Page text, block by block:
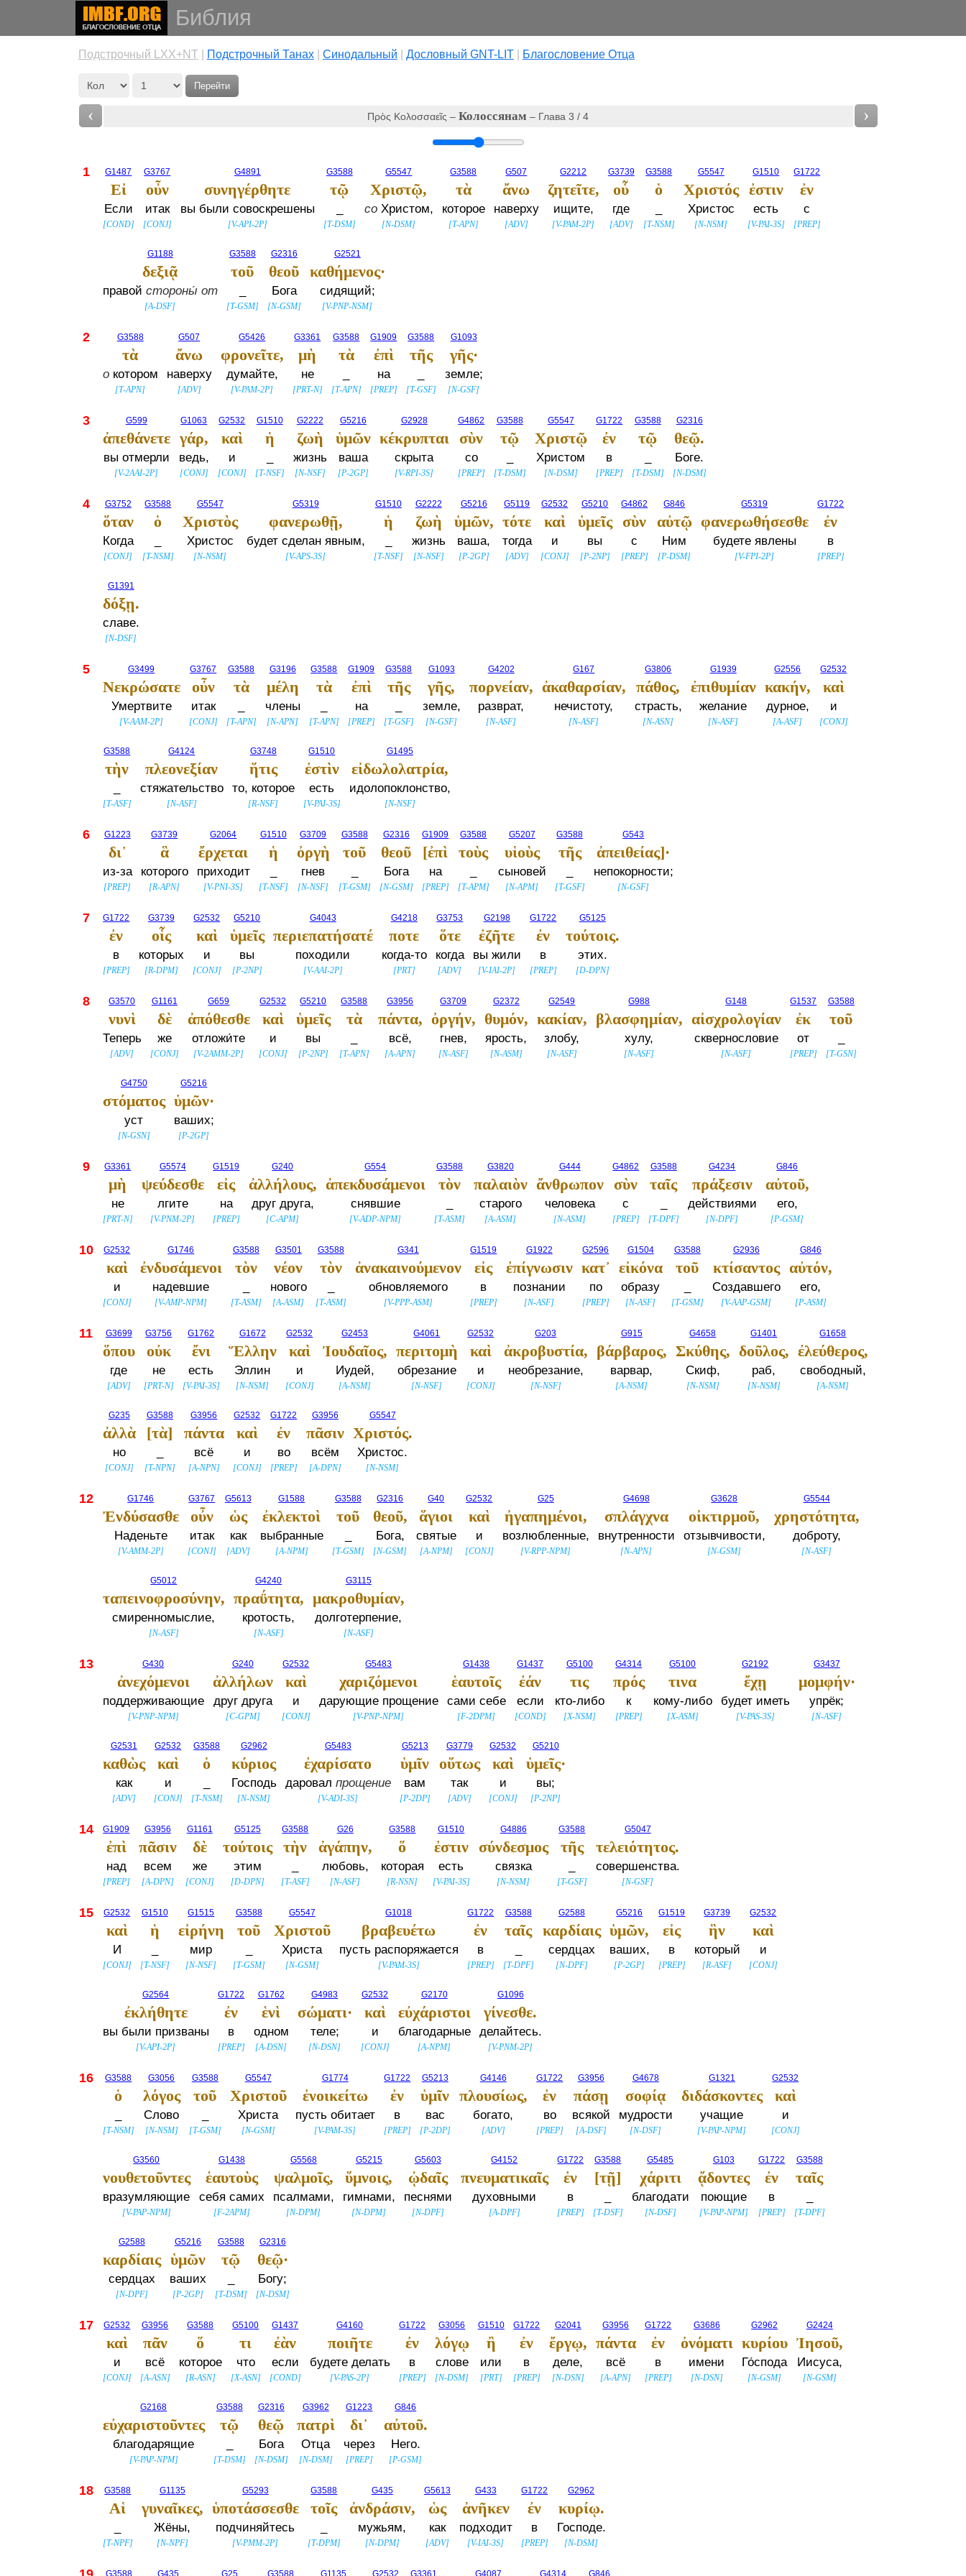
Библия
Подстрочный LXX+NT| Подстрочный Танах| Cинодальный Дословный GNT-LIT| Благословение Отца
Перейти
‹ Πρὸς Κολοσσαεῖς –Колоссянам – Глава 3 / 4 ›
1 G1487
Εἰ
Если
[COND]
G3767
οὖν
итак
[CONJ]
G4891
συνηγέρθητε
вы были совоскрешены
[V-API-2P]
G3588
τῷ
[T-DSM]
G5547
Χριστῷ,
соХристом,
[N-DSM]
G3588
τὰ
которое
[T-APN]
G507
ἄνω
наверху
[ADV]
G2212
ζητεῖτε,
ищите,
[V-PAM-2P]
G3739
οὗ
где
[ADV]
G3588
ὁ
[T-NSM]
G5547
Χριστός
Христос
[N-NSM]
G1510
ἐστιν
есть
[V-PAI-3S]
G1722
ἐν
с
[PREP]
G1188
δεξιᾷ
правой стороны́ от
[A-DSF]
G3588
τοῦ
[T-GSM]
G2316
θεοῦ
Бога
[N-GSM]
G2521
καθήμενος·
сидящий;
[V-PNP-NSM]
2 G3588
τὰ
окотором
[T-APN]
G507
ἄνω
наверху
[ADV]
G5426
φρονεῖτε,
думайте,
[V-PAM-2P]
G3361
μὴ
не
[PRT-N]
G3588
τὰ
[T-APN]
G1909
ἐπὶ
на
[PREP]
G3588
τῆς
[T-GSF]
G1093
γῆς·
земле;
[N-GSF]
3 G599
ἀπεθάνετε
вы отмерли
[V-2AAI-2P]
G1063
γάρ,
ведь,
[CONJ]
G2532
καὶ
и
[CONJ]
G1510
ἡ
[T-NSF]
G2222
ζωὴ
жизнь
[N-NSF]
G5216
ὑμῶν
ваша
[P-2GP]
G2928
κέκρυπται
скрыта
[V-RPI-3S]
G4862
σὺν
со
[PREP]
G3588
τῷ
[T-DSM]
G5547
Χριστῷ
Христом
[N-DSM]
G1722
ἐν
в
[PREP]
G3588
τῷ
[T-DSM]
G2316
θεῷ.
Боге.
[N-DSM]
4 G3752
ὅταν
Когда
[CONJ]
G3588
ὁ
[T-NSM]
G5547
Χριστὸς
Христос
[N-NSM]
G5319
φανερωθῇ,
будет сделан явным,
[V-APS-3S]
G1510
ἡ
[T-NSF]
G2222
ζωὴ
жизнь
[N-NSF]
G5216
ὑμῶν,
ваша,
[P-2GP]
G5119
τότε
тогда
[ADV]
G2532
καὶ
и
[CONJ]
G5210
ὑμεῖς
вы
[P-2NP]
G4862
σὺν
с
[PREP]
G846
αὐτῷ
Ним
[P-DSM]
G5319
φανερωθήσεσθε
будете явлены
[V-FPI-2P]
G1722
ἐν
в
[PREP]
G1391
δόξῃ.
славе.
[N-DSF]
5 G3499
Νεκρώσατε
Умертвите
[V-AAM-2P]
G3767
οὖν
итак
[CONJ]
G3588
τὰ
[T-APN]
G3196
μέλη
члены
[N-APN]
G3588
τὰ
[T-APN]
G1909
ἐπὶ
на
[PREP]
G3588
τῆς
[T-GSF]
G1093
γῆς,
земле,
[N-GSF]
G4202
πορνείαν,
разврат,
[N-ASF]
G167
ἀκαθαρσίαν,
нечистоту,
[N-ASF]
G3806
πάθος,
страсть,
[N-ASN]
G1939
ἐπιθυμίαν
желание
[N-ASF]
G2556
κακήν,
дурное,
[A-ASF]
G2532
καὶ
и
[CONJ]
G3588
τὴν
[T-ASF]
G4124
πλεονεξίαν
стяжательство
[N-ASF]
G3748
ἥτις
то, которое
[R-NSF]
G1510
ἐστὶν
есть
[V-PAI-3S]
G1495
εἰδωλολατρία,
идолопоклонство,
[N-NSF]
6 G1223
δι᾽
из-за
[PREP]
G3739
ἃ
которого
[R-APN]
G2064
ἔρχεται
приходит
[V-PNI-3S]
G1510
ἡ
[T-NSF]
G3709
ὀργὴ
гнев
[N-NSF]
G3588
τοῦ
[T-GSM]
G2316
θεοῦ
Бога
[N-GSM]
G1909
[ἐπὶ
на
[PREP]
G3588
τοὺς
[T-APM]
G5207
υἱοὺς
сыновей
[N-APM]
G3588
τῆς
[T-GSF]
G543
ἀπειθείας]·
непокорности;
[N-GSF]
7 G1722
ἐν
в
[PREP]
G3739
οἷς
которых
[R-DPM]
G2532
καὶ
и
[CONJ]
G5210
ὑμεῖς
вы
[P-2NP]
G4043
περιεπατήσατέ
походили
[V-AAI-2P]
G4218
ποτε
когда-то
[PRT]
G3753
ὅτε
когда
[ADV]
G2198
ἐζῆτε
вы жили
[V-IAI-2P]
G1722
ἐν
в
[PREP]
G5125
τούτοις.
этих.
[D-DPN]
8 G3570
νυνὶ
Теперь
[ADV]
G1161
δὲ
же
[CONJ]
G659
ἀπόθεσθε
отложи́те
[V-2AMM-2P]
G2532
καὶ
и
[CONJ]
G5210
ὑμεῖς
вы
[P-2NP]
G3588
τὰ
[T-APN]
G3956
πάντα,
всё,
[A-APN]
G3709
ὀργήν,
гнев,
[N-ASF]
G2372
θυμόν,
ярость,
[N-ASM]
G2549
κακίαν,
злобу,
[N-ASF]
G988
βλασφημίαν,
хулу,
[N-ASF]
G148
αἰσχρολογίαν
сквернословие
[N-ASF]
G1537
ἐκ
от
[PREP]
G3588
τοῦ
[T-GSN]
G4750
στόματος
уст
[N-GSN]
G5216
ὑμῶν·
ваших;
[P-2GP]
9 G3361
μὴ
не
[PRT-N]
G5574
ψεύδεσθε
лгите
[V-PNM-2P]
G1519
εἰς
на
[PREP]
G240
ἀλλήλους,
друг друга,
[C-APM]
G554
ἀπεκδυσάμενοι
снявшие
[V-ADP-NPM]
G3588
τὸν
[T-ASM]
G3820
παλαιὸν
старого
[A-ASM]
G444
ἄνθρωπον
человека
[N-ASM]
G4862
σὺν
с
[PREP]
G3588
ταῖς
[T-DPF]
G4234
πράξεσιν
действиями
[N-DPF]
G846
αὐτοῦ,
его,
[P-GSM]
10 G2532
καὶ
и
[CONJ]
G1746
ἐνδυσάμενοι
надевшие
[V-AMP-NPM]
G3588
τὸν
[T-ASM]
G3501
νέον
нового
[A-ASM]
G3588
τὸν
[T-ASM]
G341
ἀνακαινούμενον
обновляемого
[V-PPP-ASM]
G1519
εἰς
в
[PREP]
G1922
ἐπίγνωσιν
познании
[N-ASF]
G2596
κατ᾽
по
[PREP]
G1504
εἰκόνα
образу
[N-ASF]
G3588
τοῦ
[T-GSM]
G2936
κτίσαντος
Создавшего
[V-AAP-GSM]
G846
αὐτόν,
его,
[P-ASM]
11 G3699
ὅπου
где
[ADV]
G3756
οὐκ
не
[PRT-N]
G1762
ἔνι
есть
[V-PAI-3S]
G1672
Ἕλλην
Эллин
[N-NSM]
G2532
καὶ
и
[CONJ]
G2453
Ἰουδαῖος,
Иудей,
[A-NSM]
G4061
περιτομὴ
обрезание
[N-NSF]
G2532
καὶ
и
[CONJ]
G203
ἀκροβυστία,
необрезание,
[N-NSF]
G915
βάρβαρος,
варвар,
[A-NSM]
G4658
Σκύθης,
Скиф,
[N-NSM]
G1401
δοῦλος,
раб,
[N-NSM]
G1658
ἐλεύθερος,
свободный,
[A-NSM]
G235
ἀλλὰ
но
[CONJ]
G3588
[τὰ]
[T-NPN]
G3956
πάντα
всё
[A-NPN]
G2532
καὶ
и
[CONJ]
G1722
ἐν
во
[PREP]
G3956
πᾶσιν
всём
[A-DPN]
G5547
Χριστός.
Христос.
[N-NSM]
12 G1746
Ἐνδύσασθε
Наденьте
[V-AMM-2P]
G3767
οὖν
итак
[CONJ]
G5613
ὡς
как
[ADV]
G1588
ἐκλεκτοὶ
выбранные
[A-NPM]
G3588
τοῦ
[T-GSM]
G2316
θεοῦ,
Бога,
[N-GSM]
G40
ἅγιοι
святые
[A-NPM]
G2532
καὶ
и
[CONJ]
G25
ἠγαπημένοι,
возлюбленные,
[V-RPP-NPM]
G4698
σπλάγχνα
внутренности
[N-APN]
G3628
οἰκτιρμοῦ,
отзывчивости,
[N-GSM]
G5544
χρηστότητα,
доброту,
[N-ASF]
G5012
ταπεινοφροσύνην,
смиренномыслие,
[N-ASF]
G4240
πραΰτητα,
кротость,
[N-ASF]
G3115
μακροθυμίαν,
долготерпение,
[N-ASF]
13 G430
ἀνεχόμενοι
поддерживающие
[V-PNP-NPM]
G240
ἀλλήλων
друг друга
[C-GPM]
G2532
καὶ
и
[CONJ]
G5483
χαριζόμενοι
дарующие прощение
[V-PNP-NPM]
G1438
ἑαυτοῖς
сами себе
[F-2DPM]
G1437
ἐάν
если
[COND]
G5100
τις
кто-либо
[X-NSM]
G4314
πρός
к
[PREP]
G5100
τινα
кому-либо
[X-ASM]
G2192
ἔχῃ
будет иметь
[V-PAS-3S]
G3437
μομφήν·
упрёк;
[N-ASF]
G2531
καθὼς
как
[ADV]
G2532
καὶ
и
[CONJ]
G3588
ὁ
[T-NSM]
G2962
κύριος
Господь
[N-NSM]
G5483
ἐχαρίσατο
даровал прощение
[V-ADI-3S]
G5213
ὑμῖν
вам
[P-2DP]
G3779
οὕτως
так
[ADV]
G2532
καὶ
и
[CONJ]
G5210
ὑμεῖς·
вы;
[P-2NP]
14 G1909
ἐπὶ
над
[PREP]
G3956
πᾶσιν
всем
[A-DPN]
G1161
δὲ
же
[CONJ]
G5125
τούτοις
этим
[D-DPN]
G3588
τὴν
[T-ASF]
G26
ἀγάπην,
любовь,
[N-ASF]
G3588
ὅ
которая
[R-NSN]
G1510
ἐστιν
есть
[V-PAI-3S]
G4886
σύνδεσμος
связка
[N-NSM]
G3588
τῆς
[T-GSF]
G5047
τελειότητος.
совершенства.
[N-GSF]
15 G2532
καὶ
И
[CONJ]
G1510
ἡ
[T-NSF]
G1515
εἰρήνη
мир
[N-NSF]
G3588
τοῦ
[T-GSM]
G5547
Χριστοῦ
Христа
[N-GSM]
G1018
βραβευέτω
пусть распоряжается
[V-PAM-3S]
G1722
ἐν
в
[PREP]
G3588
ταῖς
[T-DPF]
G2588
καρδίαις
сердцах
[N-DPF]
G5216
ὑμῶν,
ваших,
[P-2GP]
G1519
εἰς
в
[PREP]
G3739
ἣν
который
[R-ASF]
G2532
καὶ
и
[CONJ]
G2564
ἐκλήθητε
вы были призваны
[V-API-2P]
G1722
ἐν
в
[PREP]
G1762
ἑνὶ
одном
[A-DSN]
G4983
σώματι·
теле;
[N-DSN]
G2532
καὶ
и
[CONJ]
G2170
εὐχάριστοι
благодарные
[A-NPM]
G1096
γίνεσθε.
делайтесь.
[V-PNM-2P]
16 G3588
ὁ
[T-NSM]
G3056
λόγος
Слово
[N-NSM]
G3588
τοῦ
[T-GSM]
G5547
Χριστοῦ
Христа
[N-GSM]
G1774
ἐνοικείτω
пусть обитает
[V-PAM-3S]
G1722
ἐν
в
[PREP]
G5213
ὑμῖν
вас
[P-2DP]
G4146
πλουσίως,
богато,
[ADV]
G1722
ἐν
во
[PREP]
G3956
πάσῃ
всякой
[A-DSF]
G4678
σοφίᾳ
мудрости
[N-DSF]
G1321
διδάσκοντες
учащие
[V-PAP-NPM]
G2532
καὶ
и
[CONJ]
G3560
νουθετοῦντες
вразумляющие
[V-PAP-NPM]
G1438
ἑαυτοὺς
себя самих
[F-2APM]
G5568
ψαλμοῖς,
псалмами,
[N-DPM]
G5215
ὕμνοις,
гимнами,
[N-DPM]
G5603
ᾠδαῖς
песнями
[N-DPF]
G4152
πνευματικαῖς
духовными
[A-DPF]
G1722
ἐν
в
[PREP]
G3588
[τῇ]
[T-DSF]
G5485
χάριτι
благодати
[N-DSF]
G103
ᾄδοντες
поющие
[V-PAP-NPM]
G1722
ἐν
в
[PREP]
G3588
ταῖς
[T-DPF]
G2588
καρδίαις
сердцах
[N-DPF]
G5216
ὑμῶν
ваших
[P-2GP]
G3588
τῷ
[T-DSM]
G2316
θεῷ·
Богу;
[N-DSM]
17 G2532
καὶ
и
[CONJ]
G3956
πᾶν
всё
[A-ASN]
G3588
ὅ
которое
[R-ASN]
G5100
τι
что
[X-ASN]
G1437
ἐὰν
если
[COND]
G4160
ποιῆτε
будете делать
[V-PAS-2P]
G1722
ἐν
в
[PREP]
G3056
λόγῳ
слове
[N-DSM]
G1510
ἢ
или
[PRT]
G1722
ἐν
в
[PREP]
G2041
ἔργῳ,
деле,
[N-DSN]
G3956
πάντα
всё
[A-APN]
G1722
ἐν
в
[PREP]
G3686
ὀνόματι
имени
[N-DSN]
G2962
κυρίου
Го́спода
[N-GSM]
G2424
Ἰησοῦ,
Иисуса,
[N-GSM]
G2168
εὐχαριστοῦντες
благодарящие
[V-PAP-NPM]
G3588
τῷ
[T-DSM]
G2316
θεῷ
Бога
[N-DSM]
G3962
πατρὶ
Отца
[N-DSM]
G1223
δι᾽
через
[PREP]
G846
αὐτοῦ.
Него.
[P-GSM]
18 G3588
Αἱ
[T-NPF]
G1135
γυναῖκες,
Жёны,
[N-NPF]
G5293
ὑποτάσσεσθε
подчиняйтесь
[V-PMM-2P]
G3588
τοῖς
[T-DPM]
G435
ἀνδράσιν,
мужьям,
[N-DPM]
G5613
ὡς
как
[ADV]
G433
ἀνῆκεν
подходит
[V-IAI-3S]
G1722
ἐν
в
[PREP]
G2962
κυρίῳ.
Господе.
[N-DSM]
G3588 G435 G25 G3588 G1135 G2532 G3361 G4087 G4314 G846